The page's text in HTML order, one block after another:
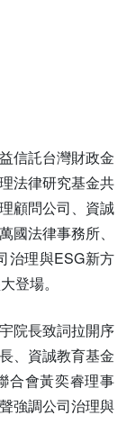
信託台灣財政金
法律研究基金共
顧問公司、資誠
國法律事務所、
治理與ESG新方
登場。
院長致詞拉開序
、資誠教育基金
合會黃奕睿理事
強調公司治理與